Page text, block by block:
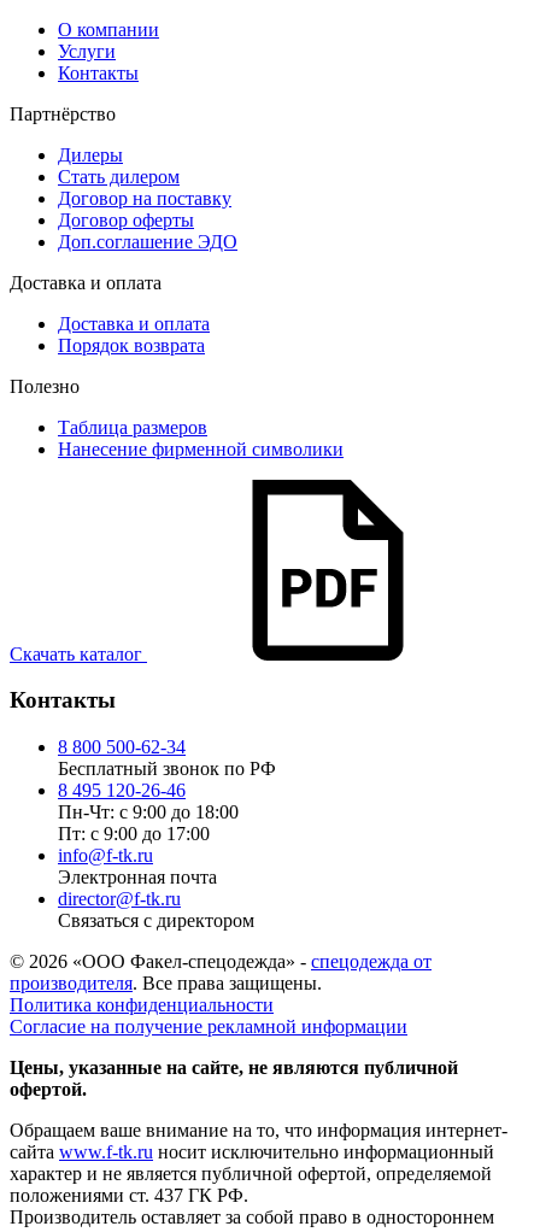
О компании
Услуги
Контакты
Партнёрство
Дилеры
Стать дилером
Договор на поставку
Договор оферты
Доп.соглашение ЭДО
Доставка и оплата
Доставка и оплата
Порядок возврата
Полезно
Таблица размеров
Нанесение фирменной символики
Скачать каталог
Контакты
8 800 500-62-34
Бесплатный звонок по РФ
8 495 120-26-46
Пн-Чт: с 9:00 до 18:00
Пт: с 9:00 до 17:00
info@f-tk.ru
Электронная почта
director@f-tk.ru
Связаться с директором
© 2026 «ООО Факел-спецодежда» - спецодежда от
производителя. Все права защищены.
Политика конфиденциальности
Согласие на получение рекламной информации
Цены, указанные на сайте, не являются публичной
офертой.
Обращаем ваше внимание на то, что информация интернет-
сайта www.f-tk.ru носит исключительно информационный
характер и не является публичной офертой, определяемой
положениями ст. 437 ГК РФ.
Производитель оставляет за собой право в одностороннем